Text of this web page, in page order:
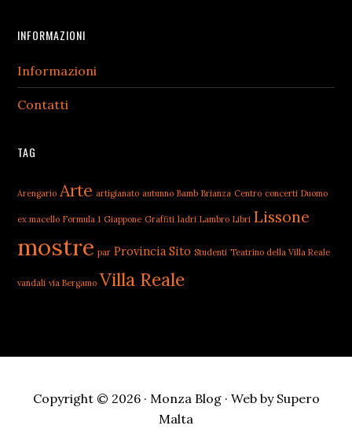
INFORMAZIONI
Informazioni
Contatti
TAG
Arengario Arte artigianato autunno Bamb Brianza Centro concerti Duomo
ex macello Formula 1 Giappone Graffiti ladri Lambro Libri Lissone
mostre par Provincia Sito Studenti Teatrino della Villa Reale
vandali via Bergamo Villa Reale
Copyright © 2026 · Monza Blog · Web by Supero
Malta